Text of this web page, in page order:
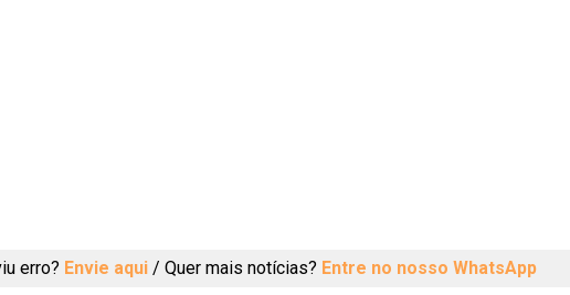
erro? Envie aqui / Quer mais notícias? Entre no nosso WhatsApp